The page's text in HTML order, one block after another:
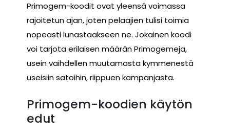
Primogem-koodit ovat yleensä voimassa
rajoitetun ajan, joten pelaajien tulisi toimia
nopeasti lunastaakseen ne. Jokainen koodi
voi tarjota erilaisen määrän Primogemeja,
usein vaihdellen muutamasta kymmenestä
useisiin satoihin, riippuen kampanjasta.
Primogem-koodien käytön
edut